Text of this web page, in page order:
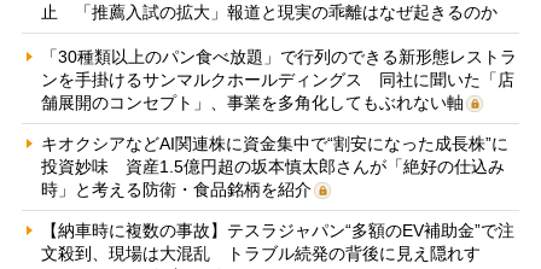
止 「推薦入試の拡大」報道と現実の乖離はなぜ起きるのか
「30種類以上のパン食べ放題」で行列のできる新形態レストラ
ンを手掛けるサンマルクホールディングス 同社に聞いた「店
舗展開のコンセプト」、事業を多角化してもぶれない軸
キオクシアなどAI関連株に資金集中で“割安になった成長株”に
投資妙味 資産1.5億円超の坂本慎太郎さんが「絶好の仕込み
時」と考える防衛・食品銘柄を紹介
【納車時に複数の事故】テスラジャパン“多額のEV補助金”で注
文殺到、現場は大混乱 トラブル続発の背後に見え隠れす